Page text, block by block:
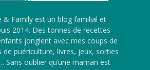
& Family est un blog familial et
2014. Des tonnes de recettes
jonglent avec mes coups de
puériculture, livres, jeux, sorties
Sans oublier qu’une maman est